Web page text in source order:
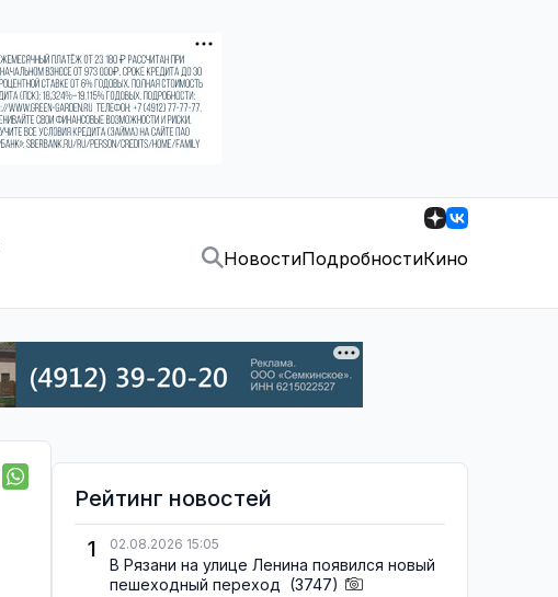
НовостиПодробностиКино
Рейтинг новостей
1
02.08.2026 15:05
В Рязани на улице Ленина появился новый
пешеходный переход (3747)